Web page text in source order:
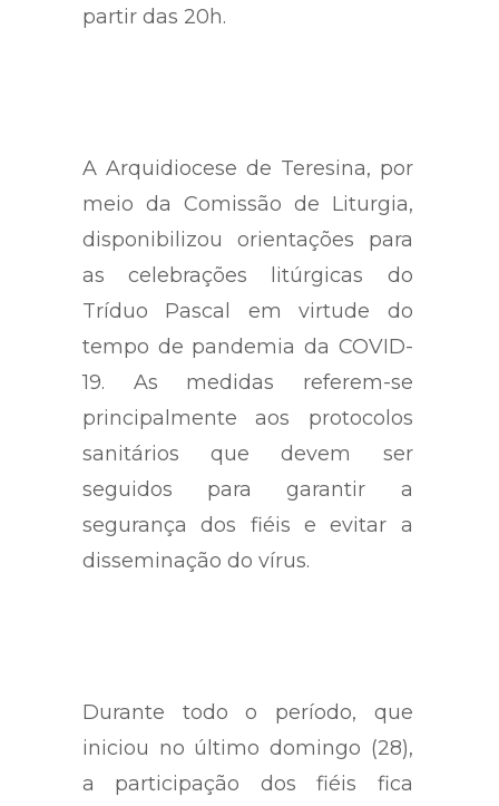
partir das 20h.
A Arquidiocese de Teresina, por
meio da Comissão de Liturgia,
disponibilizou orientações para
as celebrações litúrgicas do
Tríduo Pascal em virtude do
tempo de pandemia da COVID-
19. As medidas referem-se
principalmente aos protocolos
sanitários que devem ser
seguidos para garantir a
segurança dos fiéis e evitar a
disseminação do vírus.
Durante todo o período, que
iniciou no último domingo (28),
a participação dos fiéis fica